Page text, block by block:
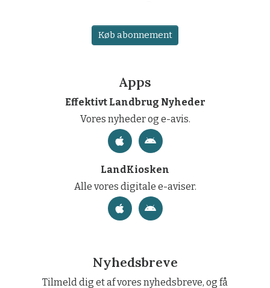
Køb abonnement
Apps
Effektivt Landbrug Nyheder
Vores nyheder og e-avis.
LandKiosken
Alle vores digitale e-aviser.
Nyhedsbreve
Tilmeld dig et af vores nyhedsbreve, og få